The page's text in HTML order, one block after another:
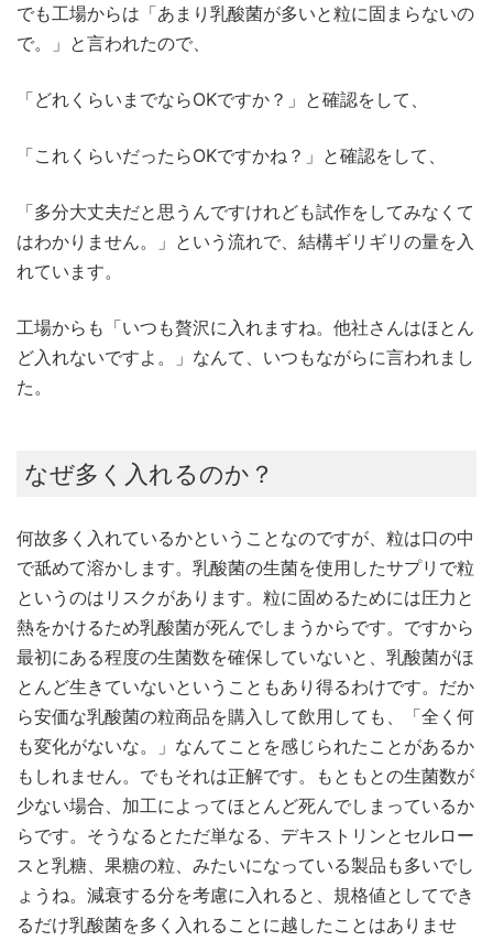
でも工場からは「あまり乳酸菌が多いと粒に固まらないの
で。」と言われたので、
「どれくらいまでならOKですか？」と確認をして、
「これくらいだったらOKですかね？」と確認をして、
「多分大丈夫だと思うんですけれども試作をしてみなくて
はわかりません。」という流れで、結構ギリギリの量を入
れています。
工場からも「いつも贅沢に入れますね。他社さんはほとん
ど入れないですよ。」なんて、いつもながらに言われまし
た。
なぜ多く入れるのか？
何故多く入れているかということなのですが、粒は口の中
で舐めて溶かします。乳酸菌の生菌を使用したサプリで粒
というのはリスクがあります。粒に固めるためには圧力と
熱をかけるため乳酸菌が死んでしまうからです。ですから
最初にある程度の生菌数を確保していないと、乳酸菌がほ
とんど生きていないということもあり得るわけです。だか
ら安価な乳酸菌の粒商品を購入して飲用しても、「全く何
も変化がないな。」なんてことを感じられたことがあるか
もしれません。でもそれは正解です。もともとの生菌数が
少ない場合、加工によってほとんど死んでしまっているか
らです。そうなるとただ単なる、デキストリンとセルロー
スと乳糖、果糖の粒、みたいになっている製品も多いでし
ょうね。減衰する分を考慮に入れると、規格値としてでき
るだけ乳酸菌を多く入れることに越したことはありませ